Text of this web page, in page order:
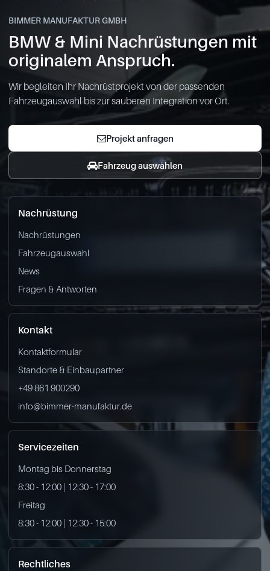
BIMMER MANUFAKTUR GMBH
BMW & Mini Nachrüstungen mit
originalem Anspruch.
Wir begleiten Ihr Nachrüstprojekt von der passenden
Fahrzeugauswahl bis zur sauberen Integration vor Ort.
Projekt anfragen
Fahrzeug auswählen
Nachrüstung
Nachrüstungen
Fahrzeugauswahl
News
Fragen & Antworten
Kontakt
Kontaktformular
Standorte & Einbaupartner
+49 861 900290
info@bimmer-manufaktur.de
Servicezeiten
Montag bis Donnerstag
8:30 - 12:00 | 12:30 - 17:00
Freitag
8:30 - 12:00 | 12:30 - 15:00
Rechtliches